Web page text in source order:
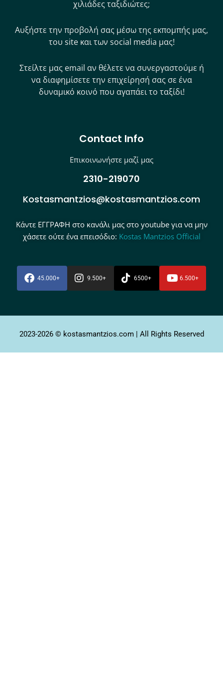
χιλιάδες ταξιδιώτες;
Αυξήστε την προβολή σας μέσω της εκπομπής μας,
του site και των social media μας!
Στείλτε μας email αν θέλετε να συνεργαστούμε ή
να διαφημίσετε την επιχείρησή σας σε ένα
δυναμικό κοινό που αγαπάει το ταξίδι!
Contact Info
Επικοινωνήστε μαζί μας
2310-219070
Kostasmantzios@kostasmantzios.com
Κάντε ΕΓΓΡΑΦΗ στο κανάλι μας στο youtube για να μην
χάσετε ούτε ένα επεισόδιο: Kostas Mantzios Official
45.000+ 9.500+ 6500+ 6.500+
2023-2026 © kostasmantzios.com | All Rights Reserved